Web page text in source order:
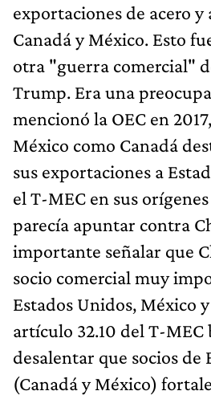
exportaciones de acero
Canadá y México. Esto
otra "guerra comercial"
Trump. Era una
mencionó la OEC en
México como Canadá
sus exportaciones a
el T-MEC en sus
parecía apuntar contra
importante señalar que
socio comercial muy
Estados Unidos, México
artículo 32.10 del T-MEC
desalentar que socios de
(Canadá y México)